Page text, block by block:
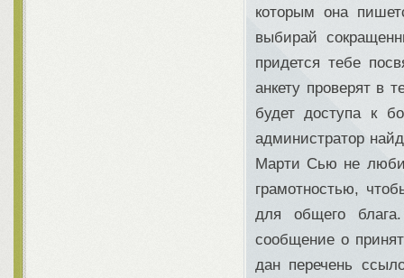
которым она
выбирай
придется тебе
анкету проверят в
будет доступа к
администратор
Марти Сью не
грамотностью,
для общего
сообщение о
дан перечень